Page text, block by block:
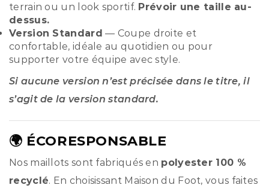
terrain ou un look sportif. Prévoir une taille au-
dessus.
Version Standard — Coupe droite et
confortable, idéale au quotidien ou pour
supporter votre équipe avec style.
Si aucune version n’est précisée dans le titre, il
s’agit de la version standard.
🌍 ÉCORESPONSABLE
Nos maillots sont fabriqués en polyester 100 %
recyclé. En choisissant Maison du Foot, vous faites